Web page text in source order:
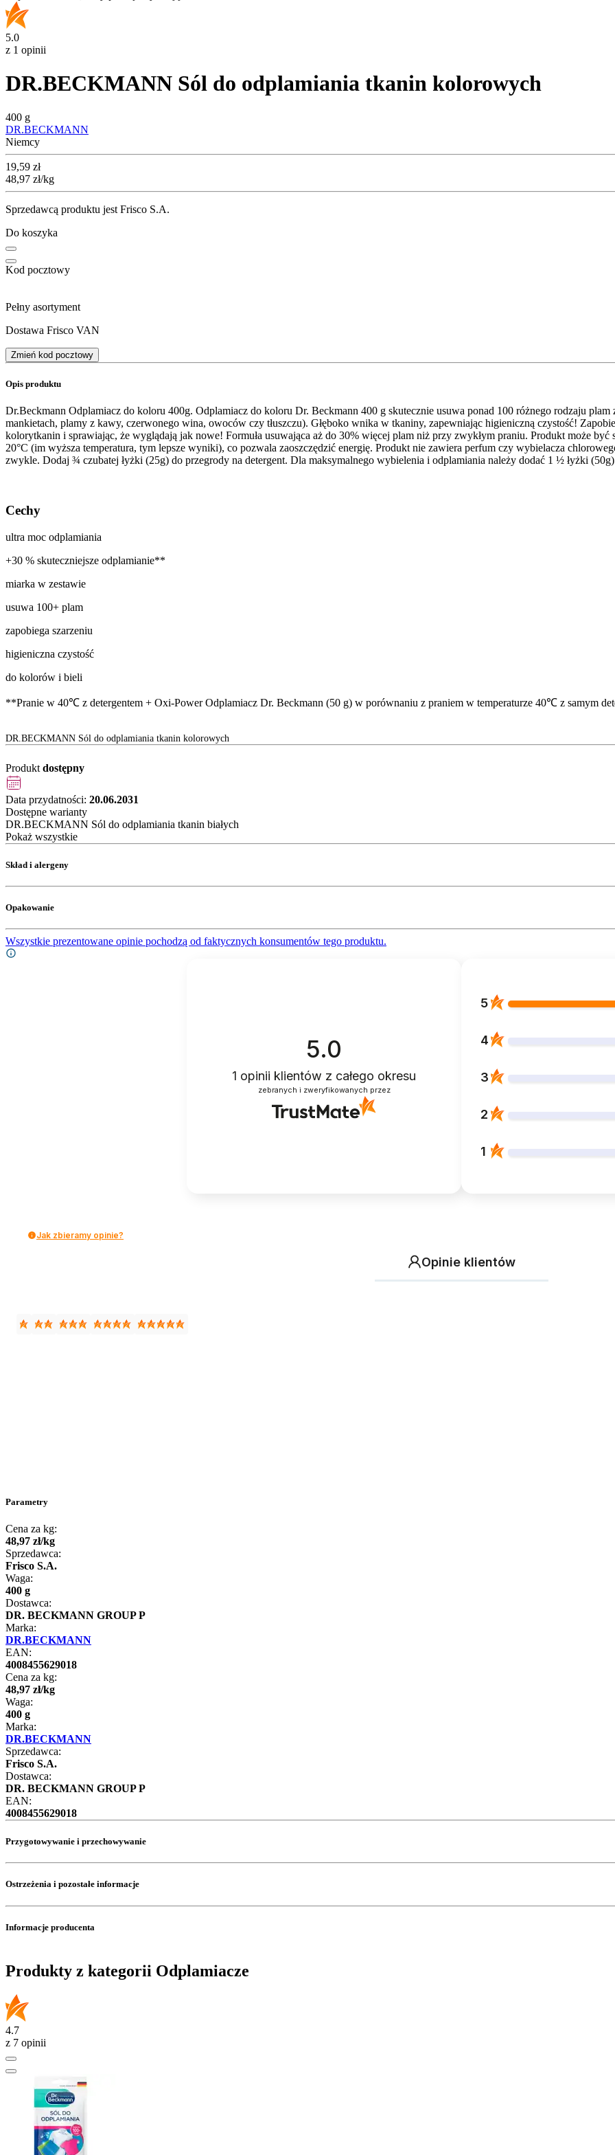
5.0
z 1 opinii
DR.BECKMANN Sól do odplamiania tkanin kolorowych
400 g
DR.BECKMANN
Niemcy
Cena
19,59 zł
48,97 zł/kg
Sprzedawcą produktu jest Frisco S.A.
Do koszyka
Kod pocztowy
Pełny asortyment
Dostawa Frisco VAN
Zmień kod pocztowy
Opis produktu
Dr.Beckmann Odplamiacz do koloru 400g. Odplamiacz do koloru Dr. Beckmann 400 g skutecznie usuwa ponad 100 różnego rodzaju
mankietach, plamy z kawy, czerwonego wina, owoców czy tłuszczu). Głęboko wnika w tkaniny, zapewniając higieniczną czystość!
kolorytkanin i sprawiając, że wyglądają jak nowe! Formuła usuwająca aż do 30% więcej plam niż przy zwykłym praniu. Produkt może
20°C (im wyższa temperatura, tym lepsze wyniki), co pozwala zaoszczędzić energię. Produkt nie zawiera perfum czy wybielacza
zwykle. Dodaj ¾ czubatej łyżki (25g) do przegrody na detergent. Dla maksymalnego wybielenia i odplamiania należy dodać 1 ½ łyżki
Cechy
ultra moc odplamiania
+30 % skuteczniejsze odplamianie**
miarka w zestawie
usuwa 100+ plam
zapobiega szarzeniu
higieniczna czystość
do kolorów i bieli
**Pranie w 40℃ z detergentem + Oxi-Power Odplamiacz Dr. Beckmann (50 g) w porównaniu z praniem w temperaturze 40℃ z samym
DR.BECKMANN Sól do odplamiania tkanin kolorowych
Produkt dostępny
Data przydatności: 20.06.2031
Dostępne warianty
DR.BECKMANN Sól do odplamiania tkanin białych
Pokaż wszystkie
Skład i alergeny
Opakowanie
Wszystkie prezentowane opinie pochodzą od faktycznych konsumentów tego produktu.
5.0
1 opinii klientów z całego okresu
zebranych i zweryfikowanych przez
5
4
3
2
1
Jak zbieramy opinie?
Opinie klientów
Parametry
Cena za kg:
48,97 zł/kg
Sprzedawca:
Frisco S.A.
Waga:
400 g
Dostawca:
DR. BECKMANN GROUP P
Marka:
DR.BECKMANN
EAN:
4008455629018
Cena za kg:
48,97 zł/kg
Waga:
400 g
Marka:
DR.BECKMANN
Sprzedawca:
Frisco S.A.
Dostawca:
DR. BECKMANN GROUP P
EAN:
4008455629018
Przygotowywanie i przechowywanie
Ostrzeżenia i pozostałe informacje
Informacje producenta
Produkty z kategorii Odplamiacze
4.7
z 7 opinii